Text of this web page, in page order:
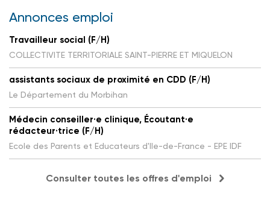
Annonces emploi
Travailleur social (F/H)
COLLECTIVITE TERRITORIALE SAINT-PIERRE ET MIQUELON
assistants sociaux de proximité en CDD (F/H)
Le Département du Morbihan
Médecin conseiller·e clinique, Écoutant·e
rédacteur·trice (F/H)
Ecole des Parents et Educateurs d'Ile-de-France - EPE IDF
Consulter toutes les offres d'emploi